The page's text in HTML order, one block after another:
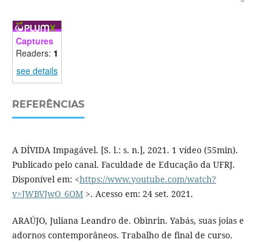
Captures
Readers: 1
see details
REFERÊNCIAS
A DÍVIDA Impagável. [S. l.: s. n.], 2021. 1 vídeo (55min).
Publicado pelo canal. Faculdade de Educação da UFRJ.
Disponível em: <https://www.youtube.com/watch?
v=JWBVJwO_6OM>. Acesso em: 24 set. 2021.
ARAÚJO, Juliana Leandro de. Obìnrin. Yabás, suas joias e
adornos contemporâneos. Trabalho de final de curso.